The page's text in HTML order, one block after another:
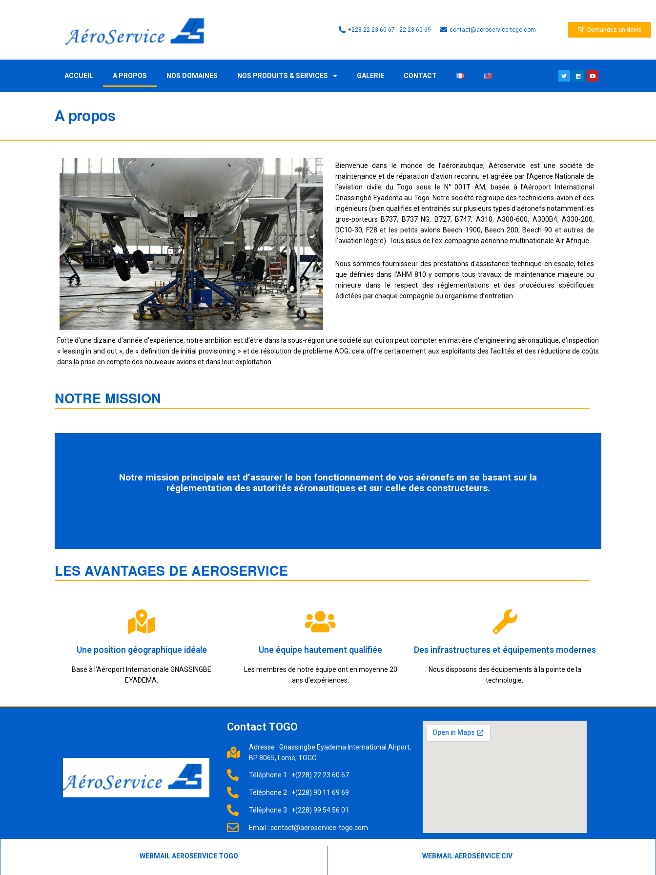
+228 22 23 60 67 | 22 23 60 69 contact@aeroservice-togo.com Demandez un devis
ACCUEIL A PROPOS NOS DOMAINES NOS PRODUITS & SERVICES GALERIE CONTACT
A propos
Bienvenue dans le monde de l’aéronautique, Aéroservice est une société de
maintenance et de réparation d’avion reconnu et agréée par l’Agence Nationale de
l’aviation civile du Togo sous le N° 001T AM, basée à l’Aéroport International
Gnassingbé Eyadema au Togo. Notre société regroupe des techniciens-avion et des
ingénieurs (bien qualifiés et entraînés sur plusieurs types d’aéronefs notamment les
gros-porteurs B737, B737 NG, B727, B747, A310, A300-600, A300B4, A330-200,
DC10-30, F28 et les petits avions Beech 1900, Beech 200, Beech 90 et autres de
l’aviation légère). Tous issus de l’ex-compagnie aérienne multinationale Air Afrique.
Nous sommes fournisseur des prestations d’assistance technique en escale, telles
que définies dans l’AHM 810 y compris tous travaux de maintenance majeure ou
mineure dans le respect des réglementations et des procédures spécifiques
édictées par chaque compagnie ou organisme d’entretien.
Forte d’une dizaine d’année d’expérience, notre ambition est d’être dans la sous-région une société sur qui on peut compter en matière d’engineering aéronautique, d’inspection
« leasing in and out », de « definition de initial provisioning » et de résolution de problèmeAOG, cela offre certainement aux exploitants des facilités et des réductions de coûts
dans la prise en compte des nouveaux avions et dans leur exploitation.
NOTRE MISSION
Notre mission principale est d’assurer le bon fonctionnement de vos aéronefs en se basant sur la
réglementation des autorités aéronautiques et sur celle des constructeurs.
LES AVANTAGES DE AEROSERVICE
Une position géographique idéale
Basé à l’Aéroport Internationale GNASSINGBE
EYADEMA.
Une équipe hautement qualifiée
Les membres de notre équipe ont en moyenne 20
ans d’expériences.
Des infrastructures et équipements modernes
Nous disposons des équipements à la pointe de la
technologie.
Contact TOGO
Adresse : Gnassingbe Eyadema International Airport,
BP 8065, Lome, TOGO
Téléphone 1 : +(228) 22 23 60 67
Téléphone 2 : +(228) 90 11 69 69
Téléphone 3 : +(228) 99 54 56 01
Email : contact@aeroservice-togo.com
WEBMAIL AEROSERVICE TOGO WEBMAIL AEROSERVICE CIV